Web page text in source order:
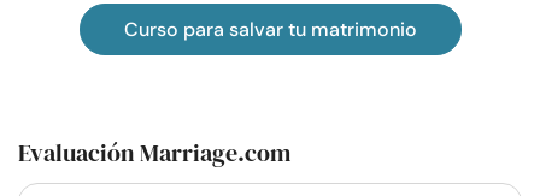
Curso para salvar tu matrimonio
Evaluación Marriage.com